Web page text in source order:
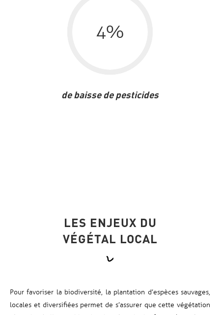
4%
de baisse de pesticides
LES ENJEUX DU
VÉGÉTAL LOCAL
Pour favoriser la biodiversité, la plantation d’espèces sauvages,
locales et diversifiées permet de s’assurer que cette végétation